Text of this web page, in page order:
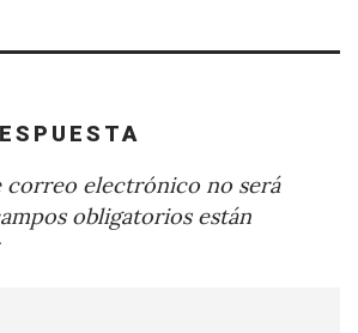
correo electrónico no será
obligatorios están